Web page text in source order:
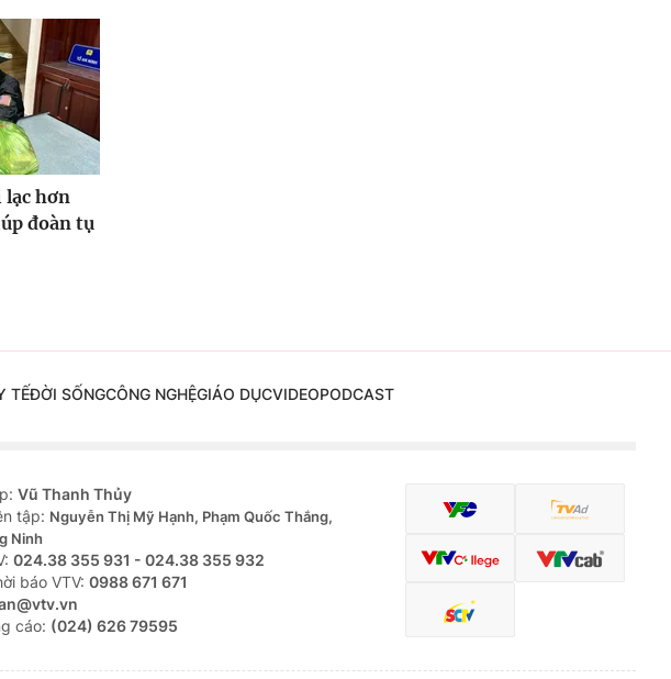
lạc hơn
đoàn tụ
TẾĐỜI SỐNGCÔNG NGHỆGIÁO DỤCVIDEOPODCAST
Vũ Thanh Thủy
tập: Nguyễn Thị Mỹ Hạnh, Phạm Quốc Thắng,
Ninh
024.38 355 931 - 024.38 355 932
báo VTV: 0988 671 671
cáo: (024) 626 79595